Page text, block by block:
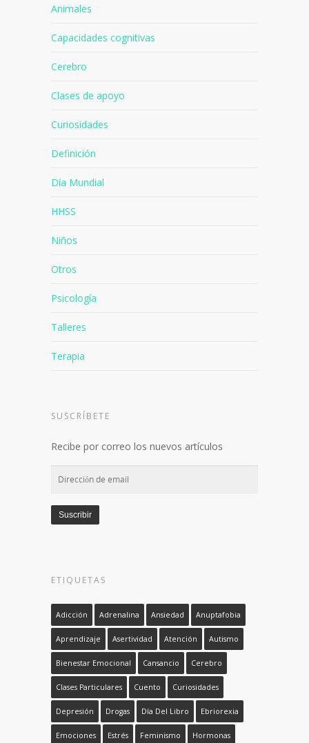
Animales
Capacidades cognitivas
Cerebro
Clases de apoyo
Curiosidades
Definición
Día Mundial
HHSS
Niños
Otros
Psicología
Talleres
Terapia
SUSCRÍBETE
Recibe por correo los nuevos artículos
Dirección
email
Suscribir
ETIQUETAS
Adicción Adrenalina Ansiedad Anuptafobia
Aprendizaje Asertividad Atención Autismo
Bienestar Emocional Cansancio Cerebro
Clases Particulares Cuento Curiosidades
Depresión Drogas Día Del Libro Ebriorexia
Emociones Estrés Feminismo Hormonas